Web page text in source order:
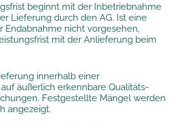
beginnt mit der Inbetriebnahme
Lieferung durch den AG. Ist eine
Endabnahme nicht vorgesehen,
mit der Anlieferung beim
innerhalb einer
äußerlich erkennbare Qualitäts-
Festgestellte Mängel werden
angezeigt.